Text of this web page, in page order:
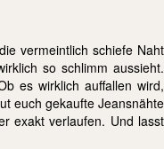
vermeintlich schiefe Naht
so schlimm aussieht.
es wirklich auffallen wird,
euch gekaufte Jeansnähte
exakt verlaufen. Und lasst